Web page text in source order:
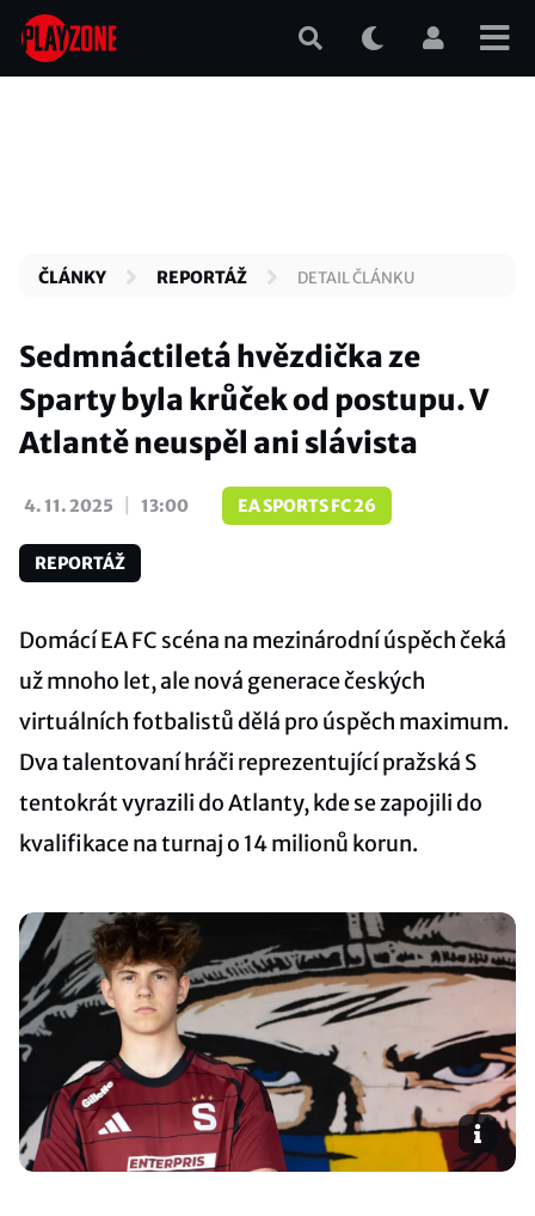
Přejít
hlavnímu
ČLÁNKY REPORTÁŽ DETAIL ČLÁNKU
Sedmnáctiletá hvězdička ze
Sparty byla krůček od postupu. V
Atlantě neuspěl ani slávista
4. 11. 2025 13:00 EA SPORTS FC 26
REPORTÁŽ
Domácí EA FC scéna na mezinárodní úspěch čeká
už mnoho let, ale nová generace českých
virtuálních fotbalistů dělá pro úspěch maximum.
Dva talentovaní hráči reprezentující pražská S
tentokrát vyrazili do Atlanty, kde se zapojili do
kvalifikace na turnaj o 14 milionů korun.